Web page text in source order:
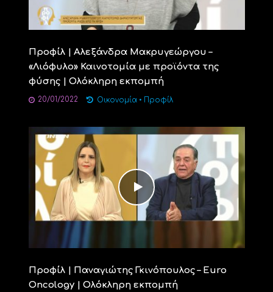
Προφίλ | Αλεξάνδρα Μακρυγεώργου –
«Λιόφυλο» Καινοτομία με προϊόντα της
φύσης | Ολόκληρη εκπομπή
20/01/2022 Οικονομία • Προφίλ
Προφίλ | Παναγιώτης Γκινόπουλος – Euro
Oncology | Ολόκληρη εκπομπή